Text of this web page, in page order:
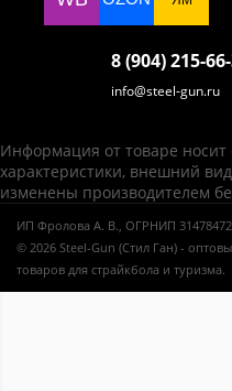
8 (904) 215-
info@steel-gun.ru
Информация от товаре
характеристики, внешний
изменены производителем
ИП Фролова А. В., ОГРНИП
© 2026 Steel-Gun (Стил Ган) -
товаров для страйкбола и туризма.